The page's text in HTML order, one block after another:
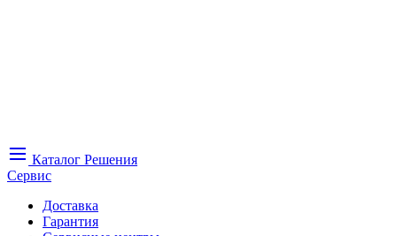
Каталог Решения
Сервис
Доставка
Гарантия